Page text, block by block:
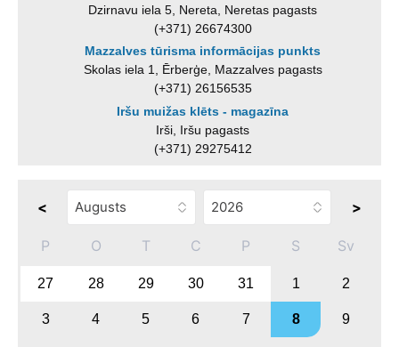
Dzirnavu iela 5, Nereta, Neretas pagasts
(+371) 26674300
Mazzalves tūrisma informācijas punkts
Skolas iela 1, Ērberģe, Mazzalves pagasts
(+371) 26156535
Iršu muižas klēts - magazīna
Irši, Iršu pagasts
(+371) 29275412
< >
P O T C P S Sv
27 28 29 30 31 1 2
3 4 5 6 7 8 9